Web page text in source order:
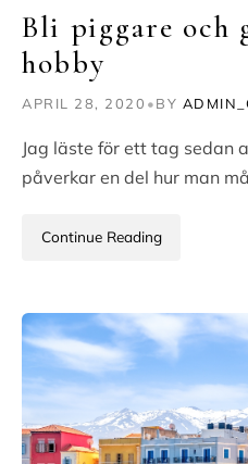
Bli piggare och
hobby
APRIL 28, 2020 •BY
Jag läste för ett tag sedan
påverkar en del hur man
Continue Reading